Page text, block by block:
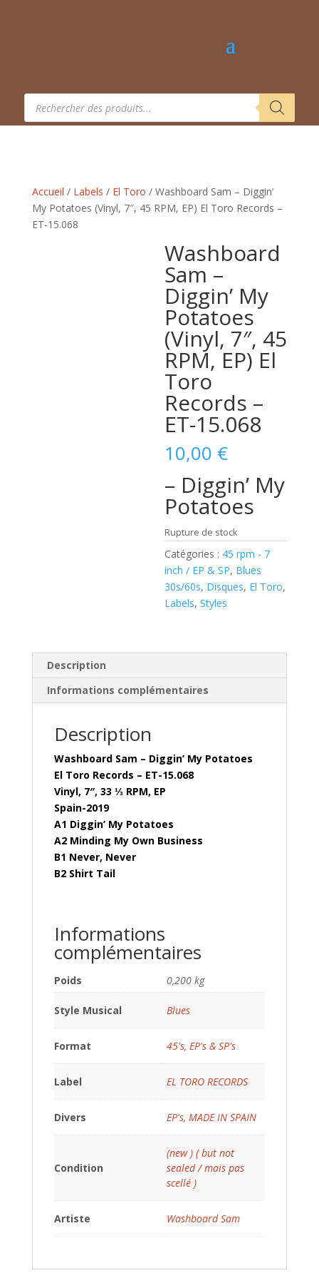
Recherche
produits
Accueil / Labels / El Toro / Washboard Sam – Diggin’
My Potatoes (Vinyl, 7″, 45 RPM, EP) El Toro Records –
ET-15.068
Washboard
Sam –
Diggin’ My
Potatoes
(Vinyl, 7″, 45
RPM, EP) El
Toro
Records –
ET-15.068
10,00 €
– Diggin’ My
Potatoes
Rupture de stock
Catégories : 45 rpm - 7
inch / EP & SP, Blues
30s/60s, Disques, El Toro,
Labels,Styles
Description
Informations complémentaires
Description
Washboard Sam – Diggin’ My Potatoes
El Toro Records – ET-15.068
Vinyl, 7″, 33 ⅓ RPM, EP
Spain-2019
A1 Diggin’ My Potatoes
A2 Minding My Own Business
B1 Never, Never
B2 Shirt Tail
Informations
complémentaires
Poids 0,200 kg
Style Musical Blues
Format 45's, EP's & SP's
Label EL TORO RECORDS
Divers EP's, MADE IN SPAIN
Condition
(new ) ( but not
sealed / mais pas
scellé )
Artiste Washboard Sam